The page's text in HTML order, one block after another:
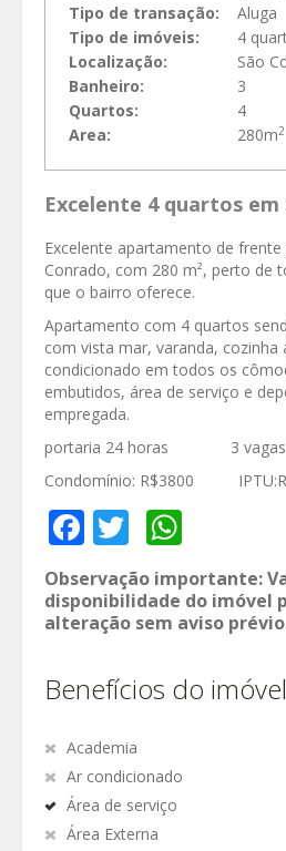
Tipo de transação:
Aluga
Tipo de imóveis:
4
Localização:
São
Banheiro:
3
Quartos:
4
Area:
280m2
Excelente 4 quartos em
Excelente apartamento de frente
Conrado, com 280 m², perto de
que o bairro oferece.
Apartamento com 4 quartos
com vista mar, varanda,
condicionado em todos os
embutidos, área de serviço e
empregada.
portaria 24 horas 3 vagas
Condomínio: R$3800
Facebook
Twitter
Observação importante:
disponibilidade do imóvel
alteração sem aviso
Benefícios do imóvel
Academia
Ar condicionado
Área de serviço
Área Externa